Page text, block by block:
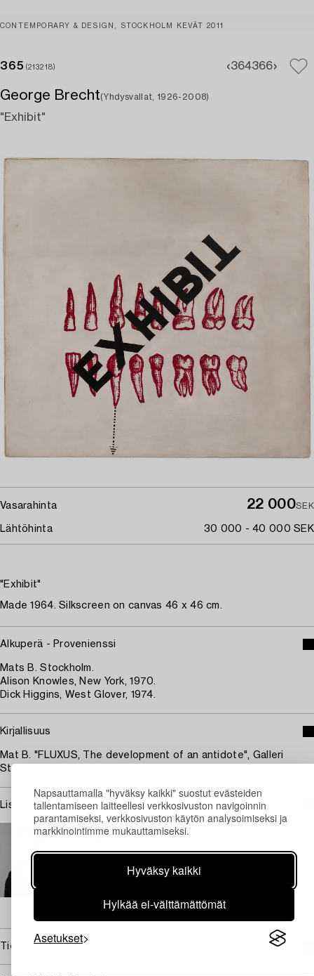
Napsauttamalla "hyväksy kaikki" suostut evästeiden
tallentamiseen laitteellesi verkkosivuston navigoinnin
parantamiseksi, verkkosivuston käytön analysoimiseksi ja
markkinointimme mukauttamiseksi.
Hyväksy kaikki
Hylkää ei-välttämättömät
Asetukset
CONTEMPORARY & DESIGN, STOCKHOLM KEVÄT 2011
365 (213218) 364366
George Brecht(Yhdysvallat, 1926-2008)
"Exhibit"
Vasarahinta 22 000SEK
Lähtöhinta 30 000 - 40 000 SEK
"Exhibit"
Made 1964. Silkscreen on canvas 46 x 46 cm.
Alkuperä - Provenienssi
Mats B. Stockholm.
Alison Knowles, New York, 1970.
Dick Higgins, West Glover, 1974.
Kirjallisuus
Mat B. "FLUXUS, The development of an antidote", Galleri
Stenström, Stockholm, 1992.
Lisätietoja ja kuntoraportit
TUKHOLMA
+46 (0)702 63 70 57
→ Kysyttyjä esineitä
Tietoa ostamisesta